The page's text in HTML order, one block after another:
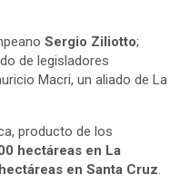
Sergio Ziliotto;
de legisladores
Macri, un aliado de La
producto de los
hectáreas en La
en Santa Cruz.